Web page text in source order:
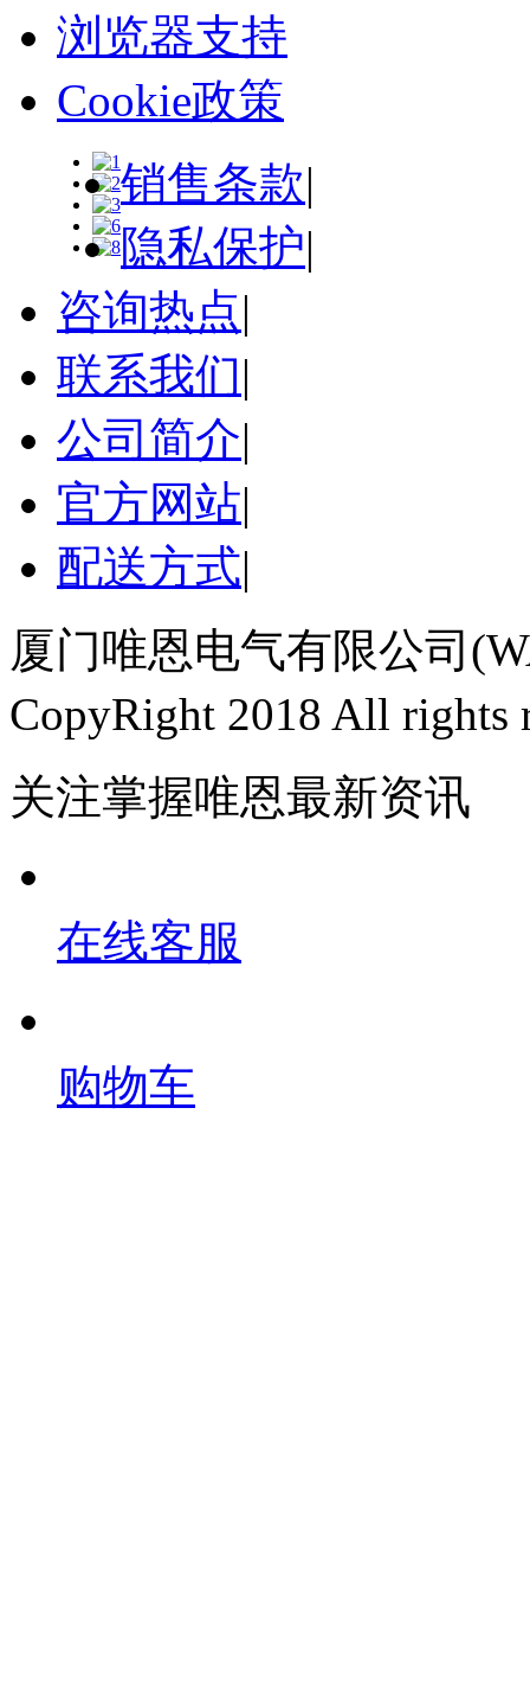
浏览器支持
Cookie政策
销售条款|
隐私保护|
咨询热点|
联系我们|
公司简介|
官方网站|
配送方式|
厦门唯恩电气有限公司
CopyRight 2018 All rights
关注掌握唯恩最新资讯
在线客服
购物车